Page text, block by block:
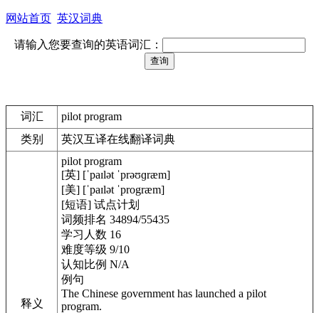
网站首页 英汉词典
请输入您要查询的英语词汇：
词汇
pilot program
类别
英汉互译在线翻译词典
释义
pilot program
[英] [ˈpaɪlət ˈprəʊɡræm]
[美] [ˈpaɪlət ˈprogræm]
[短语] 试点计划
词频排名 34894/55435
学习人数 16
难度等级 9/10
认知比例 N/A
例句
The Chinese government has launched a pilot
program.